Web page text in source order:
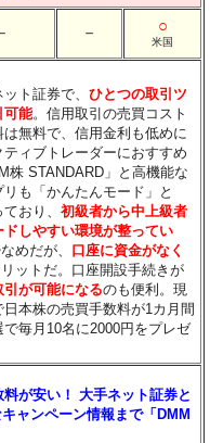
－ ○
米国
ット証券で、ひとつの取引ツ
可能。信用取引の売買コスト
無料で、信用金利も低めに
ィブトレーダーにおすすめ
株 STANDARD」と高機能な
も「かんたんモード」と
ており、初級者から中上級者
しやすい環境が整ってい
めだが、 口座に資金がなく
ットだ。口座開設手続きが
引が可能になるのも便利。現
本株の売買手数料が1カ月間
毎月10名に2000円をプレゼ
が安い！ 大手ネット証券と
ャンペーン情報まで「DMM